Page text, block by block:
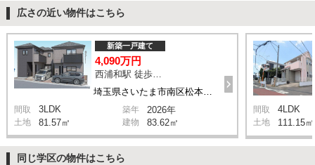
広さの近い物件はこちら
埼玉県さいたま市南区松本1丁目
新築一戸建て
4,090万円
間取 3LDK 築年 2026年
土地 81.57㎡ 建物 83.62㎡
間取 4LDK
土地 111.15㎡
同じ学区の物件はこちら